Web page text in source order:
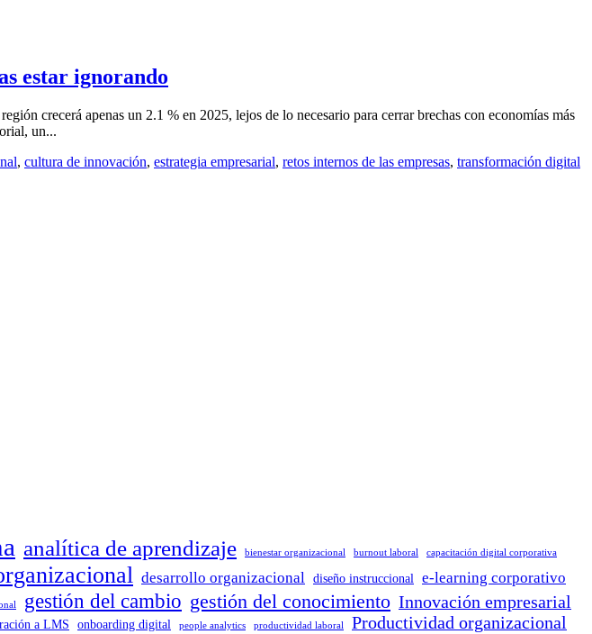
estar ignorando
crecerá apenas un 2.1 % en 2025, lejos de lo necesario para cerrar brechas con economías más
un...
, cultura de innovación, estrategia empresarial, retos internos de las empresas, transformación digital
analítica de aprendizaje bienestar organizacional burnout laboral capacitación digital corporativa
desarrollo organizacional diseño instruccional e-learning corporativo
gestión del cambio gestión del conocimiento Innovación empresarial
a LMS onboarding digital people analytics productividad laboral Productividad organizacional